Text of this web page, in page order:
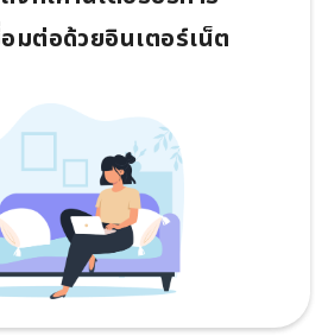
มต่อด้วยอินเตอร์เน็ต